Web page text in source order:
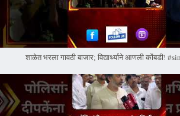
शाळेत भरला गावठी बाजार; विद्यार्थ्याने आणली कोंबडी!